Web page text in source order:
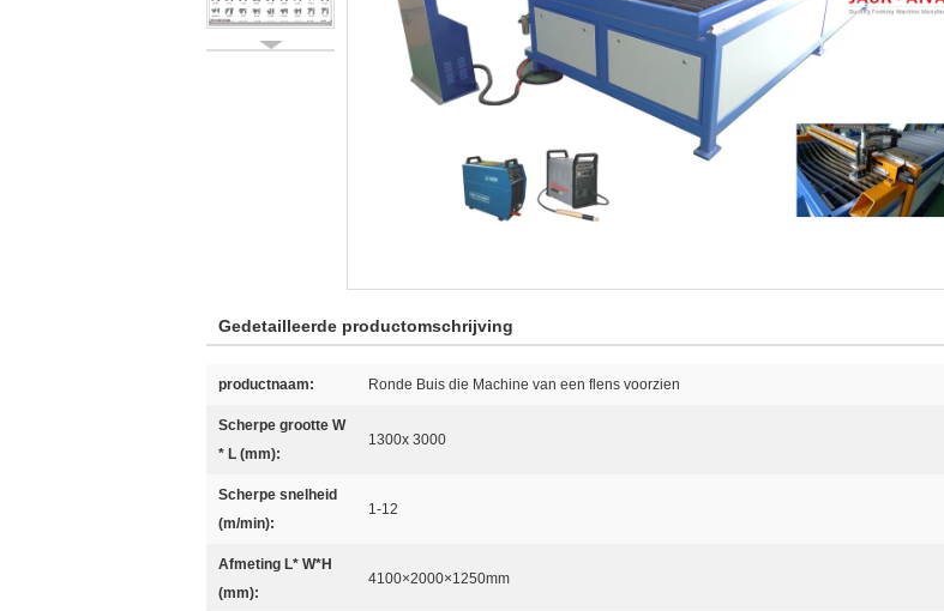
Gedetailleerde productomschrijving
productnaam: Ronde Buis die Machine van een flens voorzien
Scherpe grootte W
* L (mm):
1300x 3000
Scherpe snelheid
(m/min):
1-12
Afmeting L* W*H
(mm):
4100×2000×1250mm